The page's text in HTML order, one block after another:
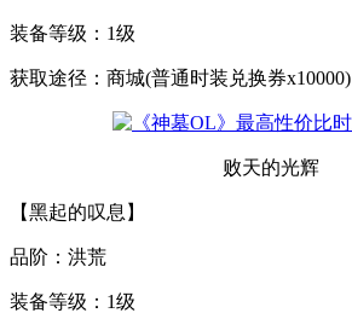
装备等级：1级
获取途径：商城(普通时装兑换券x10000)
败天的光辉
【黑起的叹息】
品阶：洪荒
装备等级：1级